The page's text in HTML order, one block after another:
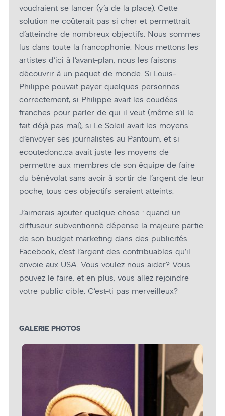
voudraient se lancer (y’a de la place). Cette
solution ne coûterait pas si cher et permettrait
d’atteindre de nombreux objectifs. Nous sommes
lus dans toute la francophonie. Nous mettons les
artistes d’ici à l’avant-plan, nous les faisons
découvrir à un paquet de monde. Si Louis-
Philippe pouvait payer quelques personnes
correctement, si Philippe avait les coudées
franches pour parler de qui il veut (même s’il le
fait déjà pas mal), si Le Soleil avait les moyens
d’envoyer ses journalistes au Pantoum, et si
ecoutedonc.ca avait juste les moyens de
permettre aux membres de son équipe de faire
du bénévolat sans avoir à sortir de l’argent de leur
poche, tous ces objectifs seraient atteints.
J’aimerais ajouter quelque chose : quand un
diffuseur subventionné dépense la majeure partie
de son budget marketing dans des publicités
Facebook, c’est l’argent des contribuables qu’il
envoie aux USA. Vous voulez nous aider? Vous
pouvez le faire, et en plus, vous allez rejoindre
votre public cible. C’est-ti pas merveilleux?
GALERIE PHOTOS